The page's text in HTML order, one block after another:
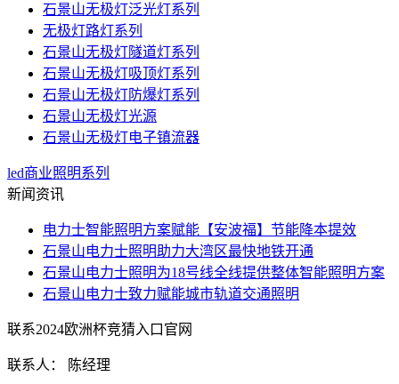
石景山无极灯泛光灯系列
无极灯路灯系列
石景山无极灯隧道灯系列
石景山无极灯吸顶灯系列
石景山无极灯防爆灯系列
石景山无极灯光源
石景山无极灯电子镇流器
led商业照明系列
新闻资讯
电力士智能照明方案赋能【安波福】节能降本提效
石景山电力士照明助力大湾区最快地铁开通
石景山电力士照明为18号线全线提供整体智能照明方案
石景山电力士致力赋能城市轨道交通照明
联系2024欧洲杯竞猜入口官网
联系人： 陈经理